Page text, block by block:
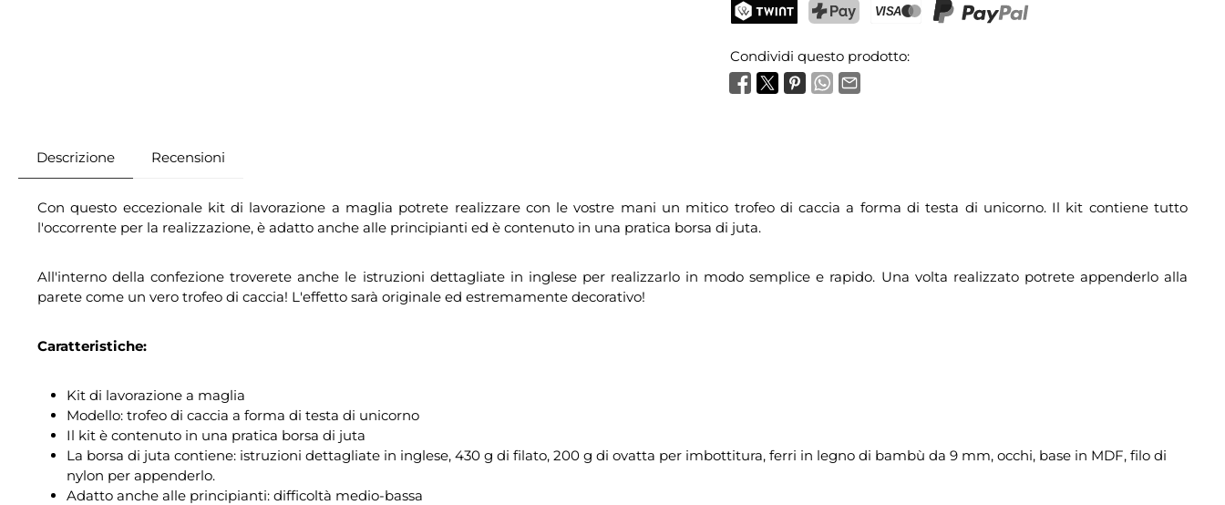
Condividi questo prodotto:
Descrizione Recensioni
Con questo eccezionale kit di lavorazione a maglia potrete realizzare con le vostre mani un mitico trofeo di caccia a forma di testa di unicorno. Il kit contiene tutto
l'occorrente per la realizzazione, è adatto anche alle principianti ed è contenuto in una pratica borsa di juta.
All'interno della confezione troverete anche le istruzioni dettagliate in inglese per realizzarlo in modo semplice e rapido. Una volta realizzato potrete appenderlo alla
parete come un vero trofeo di caccia! L'effetto sarà originale ed estremamente decorativo!
Caratteristiche:
Kit di lavorazione a maglia
Modello: trofeo di caccia a forma di testa di unicorno
Il kit è contenuto in una pratica borsa di juta
La borsa di juta contiene: istruzioni dettagliate in inglese, 430 g di filato, 200 g di ovatta per imbottitura, ferri in legno di bambù da 9 mm, occhi, base in MDF, filo di
nylon per appenderlo.
Adatto anche alle principianti: difficoltà medio-bassa